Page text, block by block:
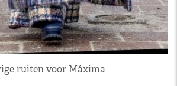
ruiten voor Máxima